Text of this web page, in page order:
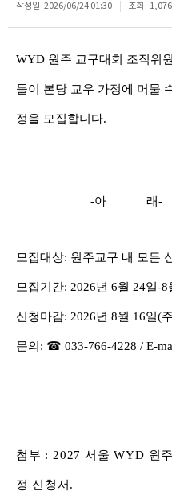
작성일 2026/06/24 01:30 조회 1,076
WYD 원주 교구대회 조직위
들이 본당 교우 가정에 머물
정을 모집합니다.
-아 래-
모집대상: 원주교구 내 모든
모집기간: 2026년 6월 24일-8
신청마감: 2026년 8월 16일(
문의 : ☎ 033-766-4228 / E-
첨부 : 2027서울WYD 원
정 신청서 .